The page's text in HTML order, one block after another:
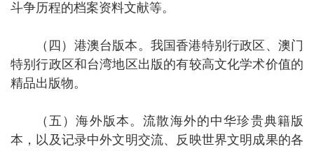
斗争历程的档案资料文献等。
（四）港澳台版本。 我国香港特别行政区、澳门
特别行政区和台湾地区出版的有较高文化学术价值的
精品出版物。
（五）海外版本。流散海外的中华珍贵典籍版
本，以及记录中外文明交流、反映世界文明成果的各